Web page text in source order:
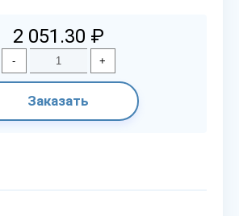
2 051.30 ₽
- +
Заказать